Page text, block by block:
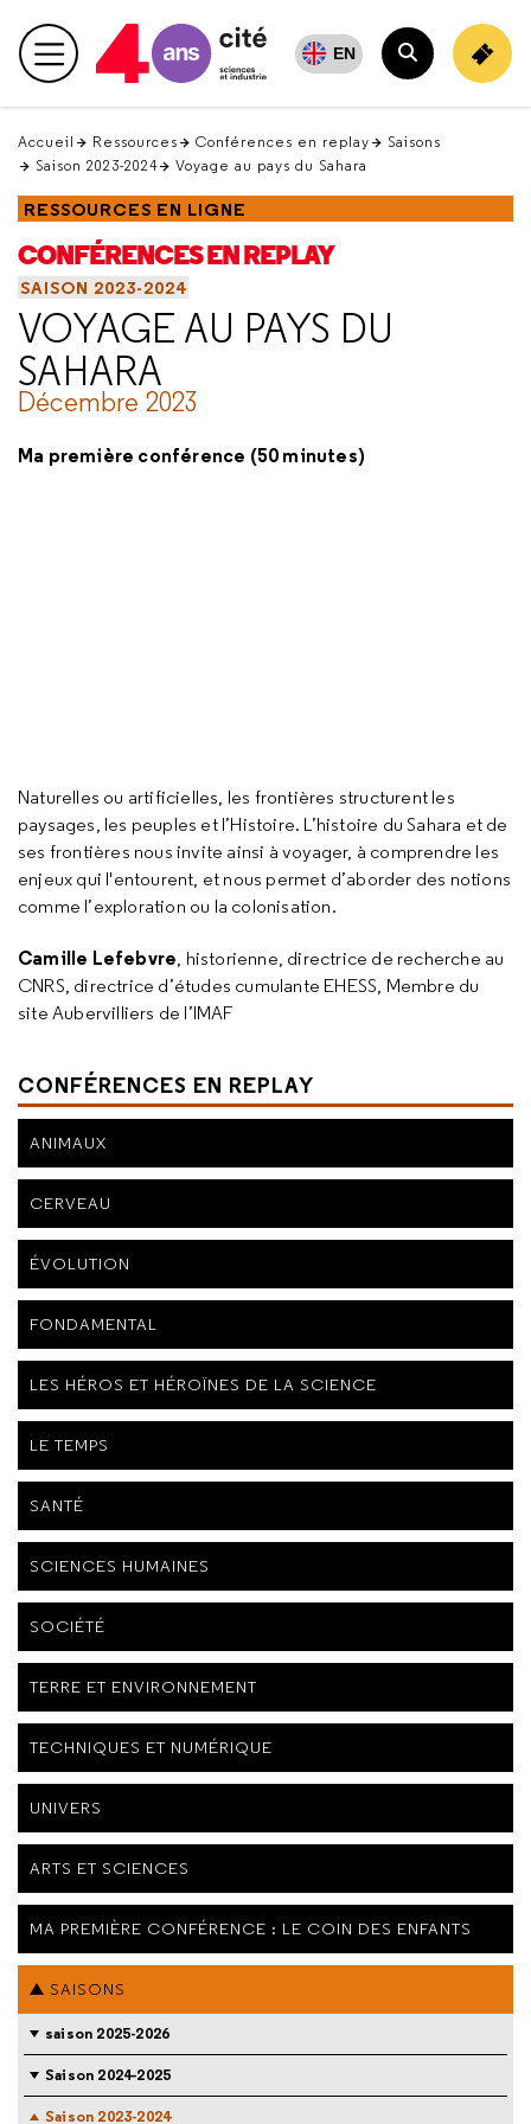
en
haut Menu principal EN
Rechercher
Accueil Ressources Conférences en replay
Saisons
Saison 2023-2024
Voyage au pays du Sahara
RESSOURCES EN LIGNE
CONFÉRENCES EN REPLAY
SAISON 2023-2024
VOYAGE AU PAYS DU
SAHARA
Décembre 2023
Ma première conférence (50 minutes)
Naturelles ou artificielles, les frontières structurent les
paysages, les peuples et l’Histoire. L’histoire du Sahara et de
ses frontières nous invite ainsi à voyager, à comprendre les
enjeux qui l'entourent, et nous permet d’aborder des notions
comme l’exploration ou la colonisation.
Camille Lefebvre, historienne, directrice de recherche au
CNRS, directrice d’études cumulante EHESS, Membre du
site Aubervilliers de l’IMAF
CONFÉRENCES EN REPLAY
ANIMAUX
CERVEAU
ÉVOLUTION
FONDAMENTAL
LES HÉROS ET HÉROÏNES DE LA SCIENCE
LE TEMPS
SANTÉ
SCIENCES HUMAINES
SOCIÉTÉ
TERRE ET ENVIRONNEMENT
TECHNIQUES ET NUMÉRIQUE
UNIVERS
ARTS ET SCIENCES
MA PREMIÈRE CONFÉRENCE : LE COIN DES ENFANTS
SAISONS
saison 2025-2026
Saison 2024-2025
Saison 2023-2024